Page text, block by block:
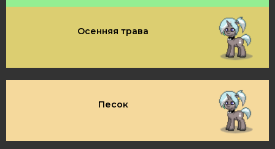
Осенняя трава
Песок